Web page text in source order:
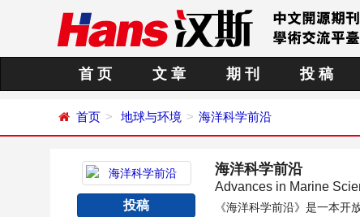
首 页 文 章 期 刊 投 稿
首页 地球与环境 海洋科学前沿
投稿
海洋科学前沿
Advances in Marine
《海洋科学前沿》是一本